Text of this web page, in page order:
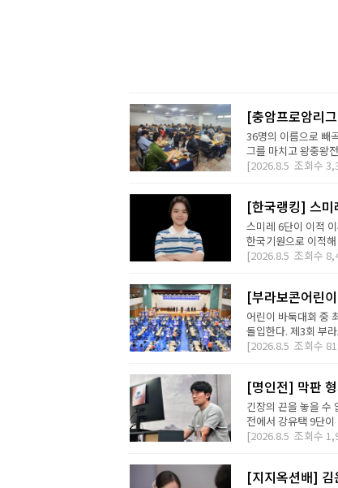
[충암프로암리
36명의 이름으로 빼
그를 마치고 왕중왕
[2026.8.5 조회수
[한국랭킹] 스미
스미레 6단이 이적
한국기원으로 이적
[2026.8.5 조회수
[부라보콘어린
어린이 바둑대회 중
돌입한다. 제3회 부
[2026.8.5 조회수
[명인전] 막판
긴장의 끈을 놓을 수
전에서 강유택 9단
[2026.8.5 조회수
[지지옥션배] 김